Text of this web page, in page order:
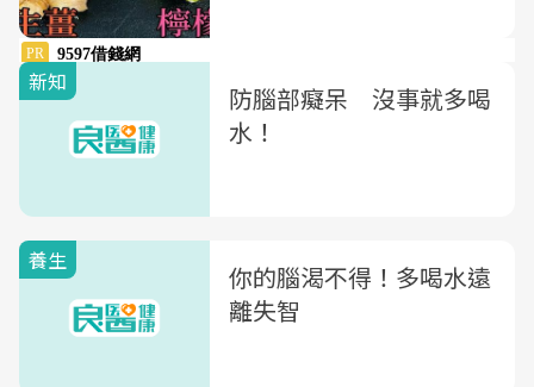
新知
防腦部癡呆 沒事就多喝
水！
養生
你的腦渴不得！多喝水遠
離失智